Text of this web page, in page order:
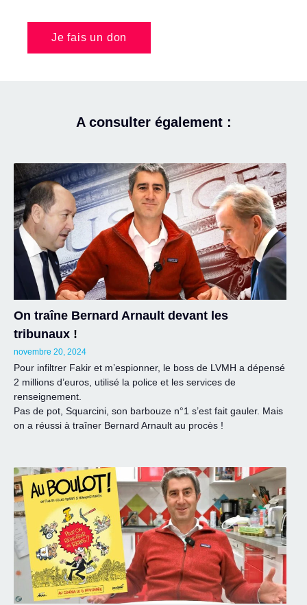
Je fais un don
A consulter également :
On traîne Bernard Arnault devant les
tribunaux !
novembre 20, 2024
Pour infiltrer Fakir et m’espionner, le boss de LVMH a dépensé
2 millions d’euros, utilisé la police et les services de
renseignement.
Pas de pot, Squarcini, son barbouze n°1 s’est fait gauler. Mais
on a réussi à traîner Bernard Arnault au procès !